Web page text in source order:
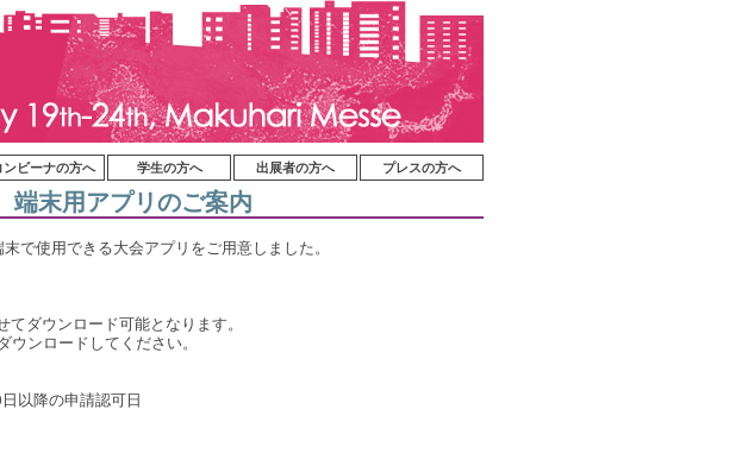
ンビーナの方へ 学生の方へ 出展者の方へ プレスの方へ
末用アプリのご案内
で使用できる大会アプリをご用意しました。
ダウンロード可能となります。
ウンロードしてください。
以降の申請認可日